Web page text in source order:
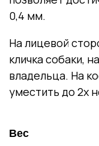
0,4 мм.
На лицевой
кличка собаки,
владельца. На
уместить до 2х
Вес